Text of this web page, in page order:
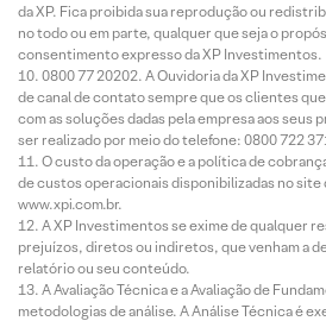
da XP. Fica proibida sua reprodução ou
no todo ou em parte, qualquer que seja o
consentimento expresso da XP Investimentos.
0800 77 20202. A Ouvidoria da XP
de canal de contato sempre que os clientes
com as soluções dadas pela empresa aos seus
ser realizado por meio do telefone: 0800 722
O custo da operação e a política de
de custos operacionais disponibilizadas no site
www.xpi.com.br.
A XP Investimentos se exime de qualquer
prejuízos, diretos ou indiretos, que venham a
relatório ou seu conteúdo.
A Avaliação Técnica e a Avaliação de
metodologias de análise. A Análise Técnica é